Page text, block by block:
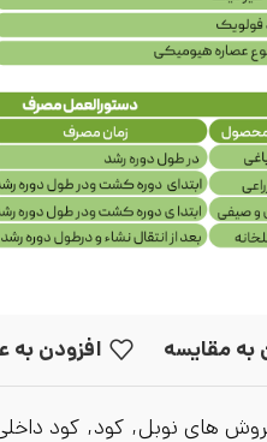
به مقایسه افزودن به
های نوبل, کود, کود